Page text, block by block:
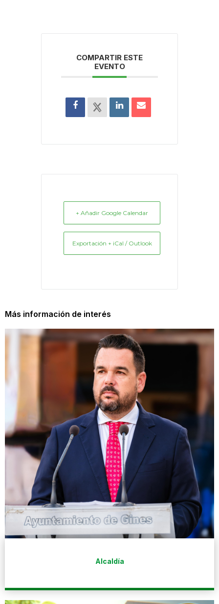
COMPARTIR ESTE
EVENTO
+ Añadir Google Calendar
Exportación + iCal / Outlook
Más información de interés
Alcaldía